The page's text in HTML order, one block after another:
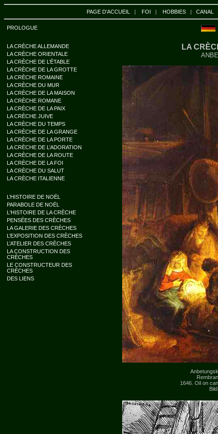
PAGE D’ACCUEIL | FOI | HOBBIES | CANAL
PROLOGUE
LA CRÈCHE ALLEMANDE
LA CRÈCHE ORIENTALE
LA CRÈCHE DE L’ÈTABLE
LA CRÈCHE DE LA GROTTE
LA CRÈCHE ROMAINE
LA CRÈCHE DU MUR
LA CRÈCHE DE LA MAISON
LA CRÈCHE ROMANE
LA CRÈCHE DE LA PAIX
LA CRÈCHE JUIVE
LA CRÈCHE DU TEMPS
LA CRÈCHE DE LA GRANGE
LA CRÈCHE DE LA PORTE
LA CRÈCHE DE L’ADORATION
LA CRÈCHE DE LA ROUTE
LA CRÈCHE DE LA FOI
LA CRÈCHE DU SALUT
LA CRÈCHE ITALIENNE
L’HISTOIRE DE NOËL
PARABOLE DE NOËL
L'HISTOIRE DE LA CRÈCHE
PENSÉES DES CRÈCHES
LA GALERIE DES CRÈCHES
L’EXPOSITION DES CRÈCHES
L’ATELIER DES CRÈCHES
LA CONSTRUCTION DES
CRÈCHES
LE CONSTRUCTEUR DES
CRÈCHES
DES LIENS
LA
1646. Oil on